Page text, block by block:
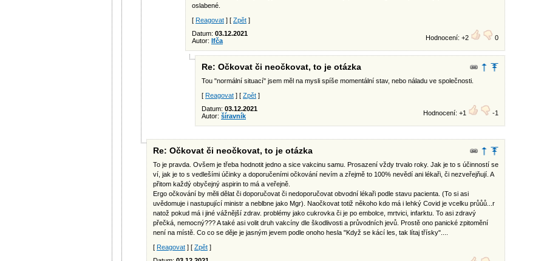
oslabené.
[ Reagovat ] [ Zpět ]
Datum: 03.12.2021
Autor: Ifča Hodnocení: +2 0
Re: Očkovat či neočkovat, to je otázka
Tou "normální situací" jsem měl na mysli spíše momentální stav, nebo náladu ve společnosti.
[ Reagovat ] [ Zpět ]
Datum: 03.12.2021
Autor: šíravník Hodnocení: +1 -1
Re: Očkovat či neočkovat, to je otázka
To je pravda. Ovšem je třeba hodnotit jedno a sice vakcinu samu. Prosazení vždy trvalo roky. Jak je to s účinností se
ví, jak je to s vedlešími účinky a doporučeními očkování nevím a zřejmě to 100% nevědí ani lékaři, či nezveřejňují. A
přitom každý obyčejný aspirin to má a veřejně.
Ergo očkování by měli dělat či doporučovat či nedoporučovat obvodní lékaři podle stavu pacienta. (To si asi
uvědomuje i nastupující ministr a neblbne jako Mgr). Naočkovat totiž někoho kdo má i lehký Covid je vcelku průůů...r
natož pokud má i jiné vážnější zdrav. problémy jako cukrovka či je po embolce, mrtvici, infarktu. To asi zdravý
přečká, nemocný??? A také asi volit druh vakcíny dle škodlivosti a průvodních jevů. Prostě ono panické zpitomění
není na místě. Co co se děje je jasným jevem podle onoho hesla "Když se kácí les, tak lítaj třísky"....
[ Reagovat ] [ Zpět ]